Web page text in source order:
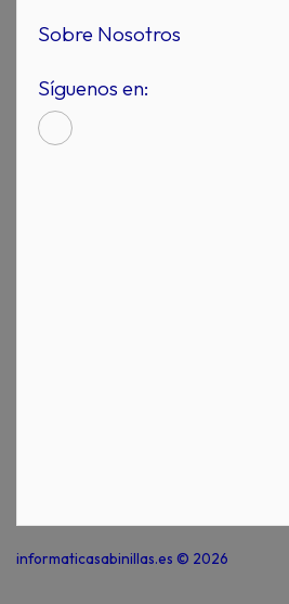
Sobre Nosotros
Síguenos en:
informaticasabinillas.es © 2026